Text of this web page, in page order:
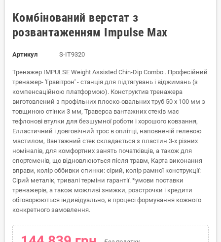
Комбінований верстат з
розвантаженням Impulse Max
Артикул S-IT9320
Тренажер IMPULSE Weight Assisted Chin-Dip Combo . Професійний
тренажер- 'Гравітрон' - станція для підтягувань і віджимань (з
компенсаційною платформою). Конструктив тренажера
виготовлений з профільних плоско-овальних труб 50 х 100 мм з
товщиною стінки 3 мм, Траверса вантажних стеків має
тефлонові втулки для безшумної роботи і хорошого ковзання,
Елластичний і довговічний трос в оплітці, наповненій гелевою
мастилом, Вантажний стек складається з пластин 3-х різних
номіналів, для комфортних занять початківців, а також для
спортсменів, що відновлюються після травм, Карта виконання
вправи, колір оббивки спинки: сірий, колір рамної конструкції:
Сірий металік, тривалі терміни гарантії. *умови поставки
тренажерів, а також можливі знижки, розстрочки і кредити
обговорюються індивідуально, в процесі формування кожного
конкретного замовлення.